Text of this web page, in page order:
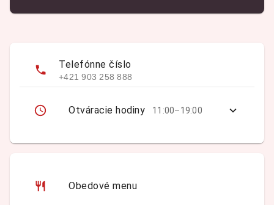
Telefónne číslo
+421 903 258 888
Otváracie hodiny 11:00–19:00
Obedové menu